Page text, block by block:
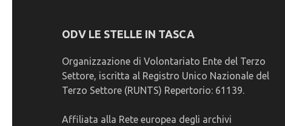
ODV LE STELLE IN TASCA
Organizzazione di Volontariato Ente del Terzo
Settore, iscritta al Registro Unico Nazionale del
Terzo Settore (RUNTS) Repertorio: 61139.
Affiliata alla Rete europea degli archivi